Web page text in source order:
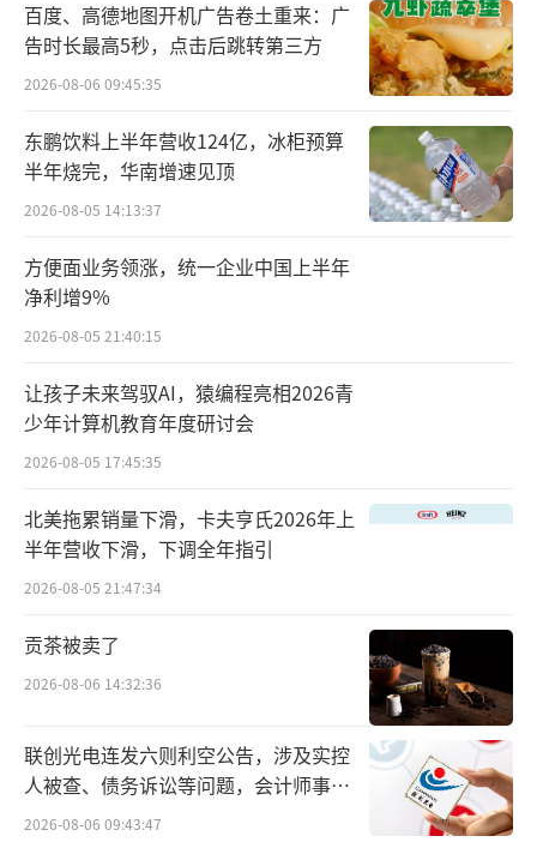
开始就注定了。
这场官司从2021年开打，期间历经一审、
发回重审、再审，贵州贵酒笑到最后。这也意
味着，上海贵酒再也不能使用“贵酒”的名称
和商标了。
遭遇釜底抽薪背后，上海贵酒这家白酒公
司将更加跌宕起伏。
再扩容。自从2016年金徽酒上市后，A股已实
质性向白酒关闭了IPO的闸门，郎酒、西凤酒、
红星二锅头等多家白酒公司的并购重组最终也
未能成行。
不过，万马齐喑中，仍然有一个意外，岩
石股份。
2015年-2016年期间，来自金融行业的韩宏
伟、韩啸父子，通过五牛基金等主体，以二级
市场增持等形式，获得岩石股份的控股权。后
百度、高德地图开机广告卷土重来：广
告时长最高5秒，点击后跳转第三方
2026-08-06 09:45:35
东鹏饮料上半年营收124亿，冰柜预算
半年烧完，华南增速见顶
2026-08-05 14:13:37
方便面业务领涨，统一企业中国上半年
净利增9%
2026-08-05 21:40:15
让孩子未来驾驭AI，猿编程亮相2026青
少年计算机教育年度研讨会
2026-08-05 17:45:35
北美拖累销量下滑，卡夫亨氏2026年上
半年营收下滑，下调全年指引
2026-08-05 21:47:34
贡茶被卖了
2026-08-06 14:32:36
联创光电连发六则利空公告，涉及实控
人被查、债务诉讼等问题，会计师事务
所曾出具“保留意见”
2026-08-06 09:43:47